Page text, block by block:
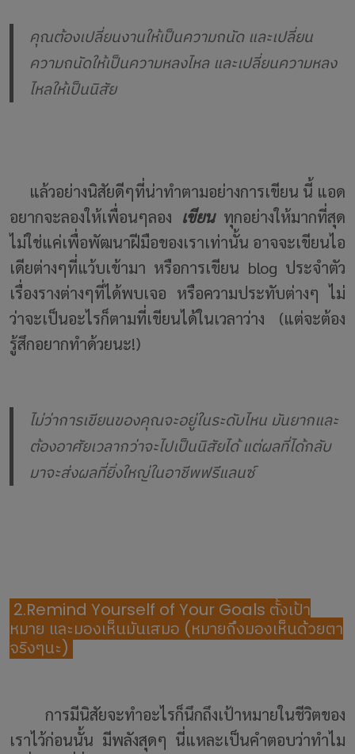
คุณต้องเปลี่ยนงานให้เป็นความถนัด และเปลี่ยน
ความถนัดให้เป็นความหลงไหล และเปลี่ยนความหลง
ไหลให้เป็นนิสัย
แล้วอย่างนิสัยดีๆที่น่าทำตามอย่างการเขียน นี้ แอด
อยากจะลองให้เพื่อนๆลอง เขียนทุกอย่างให้มากที่สุด
ไม่ใช่แค่เพื่อพัฒนาฝีมือของเราเท่านั้น อาจจะเขียนไอ
เดียต่างๆที่แว้บเข้ามา หรือการเขียน blog ประจำตัว
เรื่องรางต่างๆที่ได้พบเจอ หรือความประทับต่างๆ ไม่
ว่าจะเป็นอะไรก็ตามที่เขียนได้ในเวลาว่าง (แต่จะต้อง
รู้สึกอยากทำด้วยนะ!)
ไม่ว่าการเขียนของคุณจะอยู่ในระดับไหน มันยากและ
ต้องอาศัยเวลากว่าจะไปเป็นนิสัยได้ แต่ผลที่ได้กลับ
มาจะส่งผลที่ยิ่งใหญ่ในอาชีพฟรีแลนซ์
2.Remind Yourself of Your Goals ตั้งเป้า
หมาย และมองเห็นมันเสมอ (หมายถึงมองเห็นด้วยตา
จริงๆนะ)
การมีนิสัยจะทำอะไรก็นึกถึงเป้าหมายในชีวิตของ
เราไว้ก่อนนั้น มีพลังสุดๆ นี่แหละเป็นคำตอบว่าทำไม